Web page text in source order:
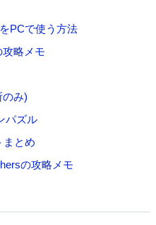
PCで使う方法
攻略メモ
のみ)
パズル
まとめ
の攻略メモ